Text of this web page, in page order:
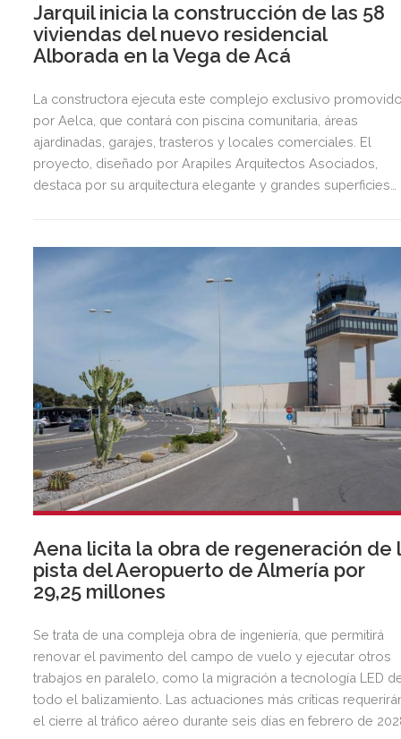
Jarquil inicia la construcción de las 58
viviendas del nuevo residencial
Alborada en la Vega de Acá
La constructora ejecuta este complejo exclusivo
por Aelca, que contará con piscina comunitaria, áreas
ajardinadas, garajes, trasteros y locales comerciales. El
proyecto, diseñado por Arapiles Arquitectos Asociados,
destaca por su arquitectura elegante y grandes superficies
Aena licita la obra de regeneración de
pista del Aeropuerto de Almería por
29,25 millones
Se trata de una compleja obra de ingeniería, que permitirá
renovar el pavimento del campo de vuelo y ejecutar otros
trabajos en paralelo, como la migración a tecnología LED
todo el balizamiento. Las actuaciones más críticas
el cierre al tráfico aéreo durante seis días en febrero de